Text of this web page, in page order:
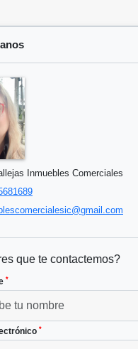
Inmuebles Comerciales
que te contactemos?
*
*